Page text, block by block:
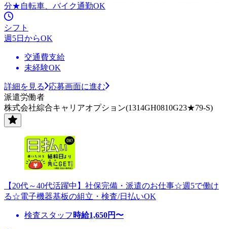
分★自転車、バイク通勤OK
シフト
週5日からOK
交通費支給
未経験OK
詳細を見る
応募画面に進む
派遣労働者
株式会社綜合キャリアオプション(1314GH0810G23★79-S)
【20代～40代活躍中】社保完備・派遣のお仕事☆週5で働け
る☆電子機器基板の組立・検査/日払いOK
検査スタッフ 時給1,650円〜